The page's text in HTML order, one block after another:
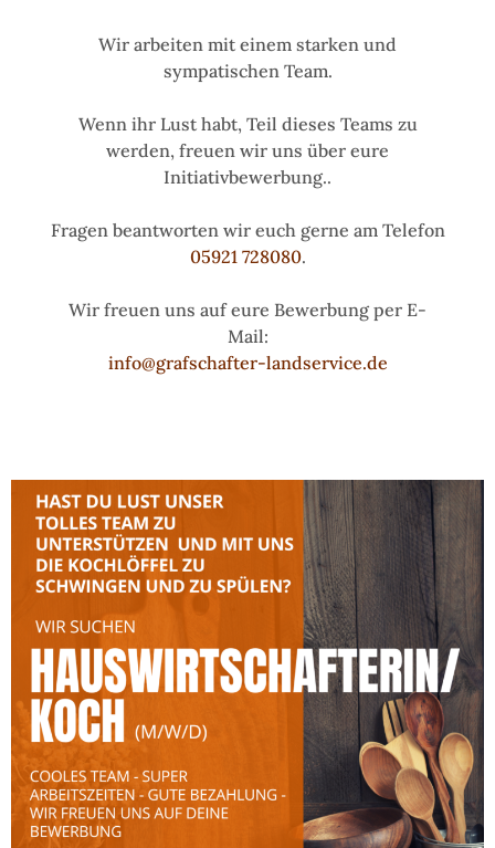
Wir arbeiten mit einem starken und
sympatischen Team.
Wenn ihr Lust habt, Teil dieses Teams zu
werden, freuen wir uns über eure
Initiativbewerbung..
Fragen beantworten wir euch gerne am Telefon
05921 728080.
Wir freuen uns auf eure Bewerbung per E-
Mail:
info@grafschafter-landservice.de